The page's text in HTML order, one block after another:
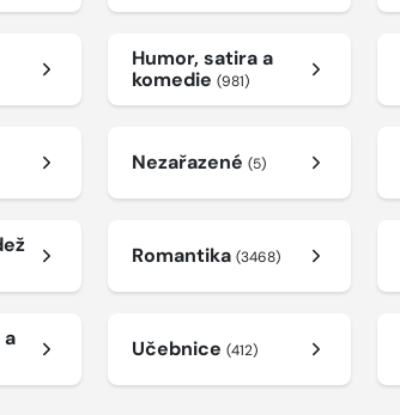
Humor, satira a
komedie(981)
Nezařazené(5)
Romantika(3468)
Učebnice(412)